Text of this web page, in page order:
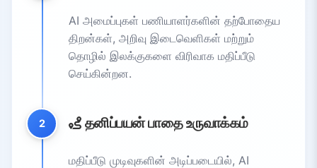
AI அமைப்புகள் பணியாளர்களின் தற்போதைய
திறன்கள், அறிவு இடைவெளிகள் மற்றும்
தொழில் இலக்குகளை விரிவாக மதிப்பீடு
செய்கின்றன.
2 தனிப்பயன் பாதை உருவாக்கம்
மதிப்பீடு முடிவுகளின் அடிப்படையில், AI